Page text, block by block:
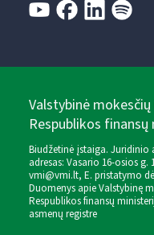
Valstybinė
Respublikos
Biudžetinė įstaiga. Juridinio
adresas: Vasario 16-osios g.
vmi@vmi.lt, E. pristatymo
Duomenys apie Valstybinę
Respublikos finansų
asmenų registre